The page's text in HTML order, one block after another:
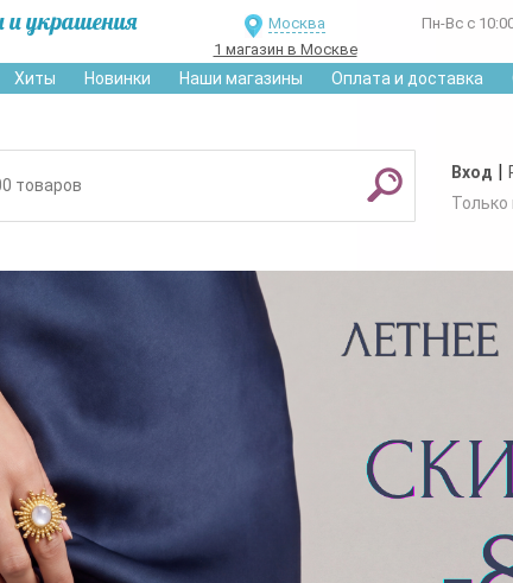
украшения
Москва
1 магазин в Москве
Пн-Вс с
Хиты Новинки Наши магазины Оплата и доставка
Вход |
Только